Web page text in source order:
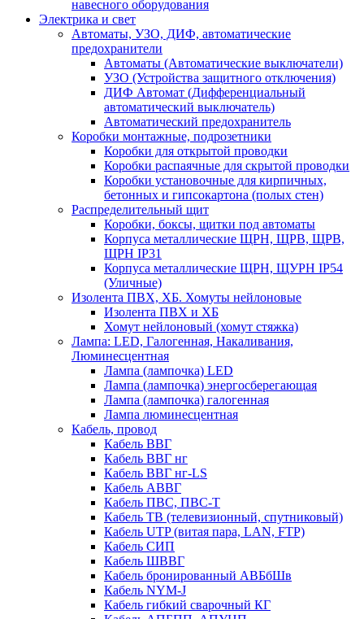
навесного оборудования
Электрика и свет
Автоматы, УЗО, ДИФ, автоматические
предохранители
Автоматы (Автоматические выключатели)
УЗО (Устройства защитного отключения)
ДИФ Автомат (Дифференциальный
автоматический выключатель)
Автоматический предохранитель
Коробки монтажные, подрозетники
Коробки для открытой проводки
Коробки распаячные для скрытой проводки
Коробки установочные для кирпичных,
бетонных и гипсокартона (полых стен)
Распределительный щит
Коробки, боксы, щитки под автоматы
Корпуса металлические ЩРН, ЩРВ, ЩРВ,
ЩРН IP31
Корпуса металлические ЩРН, ЩУРН IP54
(Уличные)
Изолента ПВХ, ХБ. Хомуты нейлоновые
Изолента ПВХ и ХБ
Хомут нейлоновый (хомут стяжка)
Лампа: LED, Галогенная, Накаливания,
Люминесцентная
Лампа (лампочка) LED
Лампа (лампочка) энергосберегающая
Лампа (лампочка) галогенная
Лампа люминесцентная
Кабель, провод
Кабель ВВГ
Кабель ВВГ нг
Кабель ВВГ нг-LS
Кабель АВВГ
Кабель ПВС, ПВС-Т
Кабель ТВ (телевизионный, спутниковый)
Кабель UTP (витая пара, LAN, FTP)
Кабель СИП
Кабель ШВВГ
Кабель бронированный АВБбШв
Кабель NYM-J
Кабель гибкий сварочный КГ